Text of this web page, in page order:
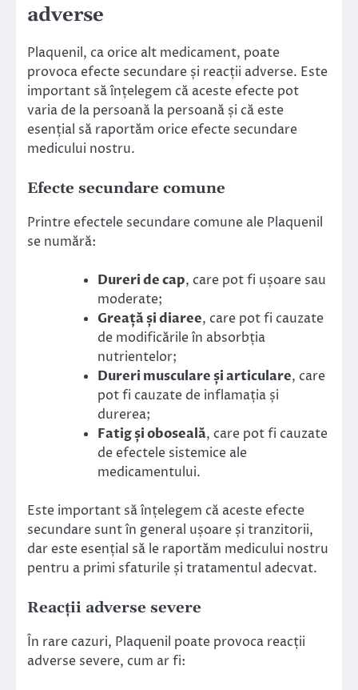
adverse
Plaquenil, ca orice alt medicament, poate
provoca efecte secundare și reacții adverse. Este
important să înțelegem că aceste efecte pot
varia de la persoană la persoană și că este
esențial să raportăm orice efecte secundare
medicului nostru.
Efecte secundare comune
Printre efectele secundare comune ale Plaquenil
se numără:
Dureri de cap, care pot fi ușoare sau
moderate;
Greață și diaree, care pot fi cauzate
de modificările în absorbția
nutrientelor;
Dureri musculare și articulare, care
pot fi cauzate de inflamația și
durerea;
Fatig și oboseală, care pot fi cauzate
de efectele sistemice ale
medicamentului.
Este important să înțelegem că aceste efecte
secundare sunt în general ușoare și tranzitorii,
dar este esențial să le raportăm medicului nostru
pentru a primi sfaturile și tratamentul adecvat.
Reacții adverse severe
În rare cazuri, Plaquenil poate provoca reacții
adverse severe, cum ar fi: